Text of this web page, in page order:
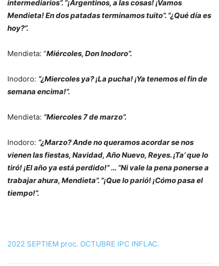
intermediarios”. “¡Argentinos, a las cosas! ¡Vamos
Mendieta! En dos patadas terminamos tuito”. “¿Qué día es
hoy?”.
Mendieta: “Miércoles, Don Inodoro”.
Inodoro: “¿Miercoles ya? ¡La pucha! ¡Ya tenemos el fin de
semana encima!”.
Mendieta: “Miercoles 7 de marzo”.
Inodoro: “¿Marzo? Ande no queramos acordar se nos
vienen las fiestas, Navidad, Año Nuevo, Reyes. ¡Ta’ que lo
tiró! ¡El año ya está perdido!” … “Ni vale la pena ponerse a
trabajar ahura, Mendieta”. “¡Que lo parió! ¡Cómo pasa el
tiempo!”.
2022 SEPTIEM proc. OCTUBRE IPC INFLAC.